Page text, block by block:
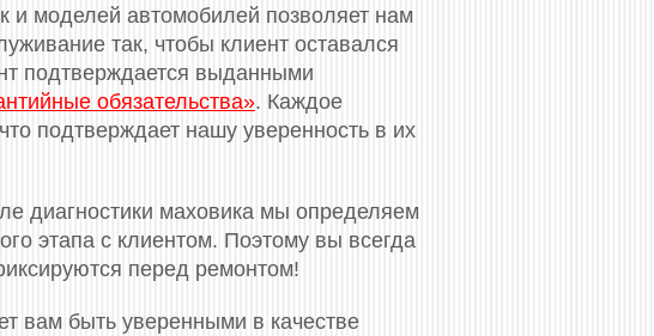
и моделей автомобилей позволяет нам
так, чтобы клиент оставался
подтверждается выданными
обязательства». Каждое
подтверждает нашу уверенность в их
диагностики маховика мы определяем
этапа с клиентом. Поэтому вы всегда
перед ремонтом!
вам быть уверенными в качестве